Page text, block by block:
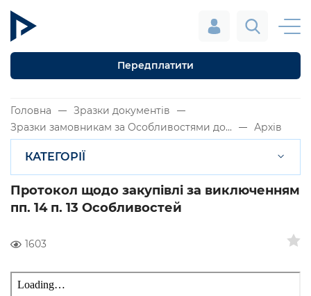
Передплатити
Головна
Зразки документів
Зразки замовникам за Особливостями до...
Архів
КАТЕГОРІЇ
Протокол щодо закупівлі за виключенням
пп. 14 п. 13 Особливостей
1603